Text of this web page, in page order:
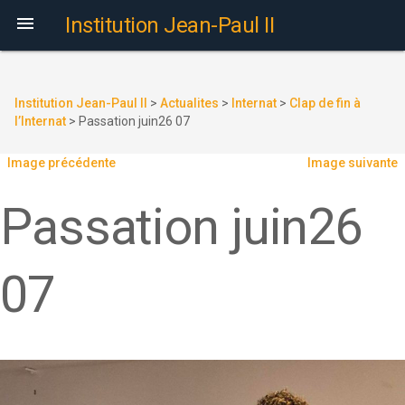
 Institution Jean-Paul II
Institution Jean-Paul II > Actualites > Internat > Clap de fin à
l’Internat > Passation juin26 07
Image précédente Image suivante
Passation juin26
07